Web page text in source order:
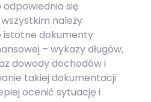
się
należy
istotne dokumenty
– wykazy długów,
dowody dochodów i
takiej dokumentacji
ocenić sytuację i